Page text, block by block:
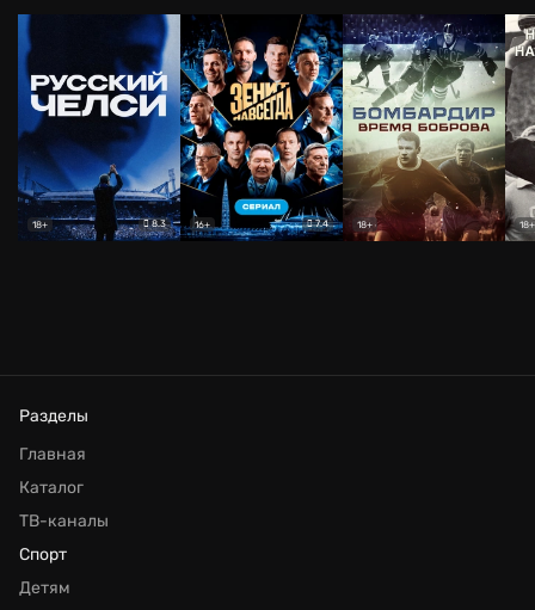
18+ 8.3 16+ 7.4 18+ 18+
Разделы
Главная
Каталог
ТВ-каналы
Спорт
Детям